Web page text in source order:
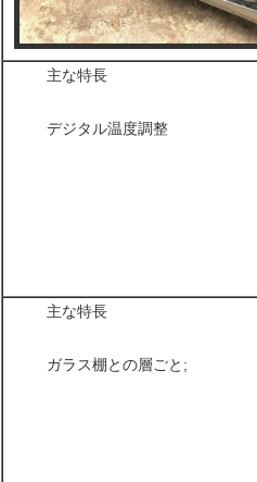
主な特長
デジタル温度調整
主な特長
ガラス棚との層ごと;